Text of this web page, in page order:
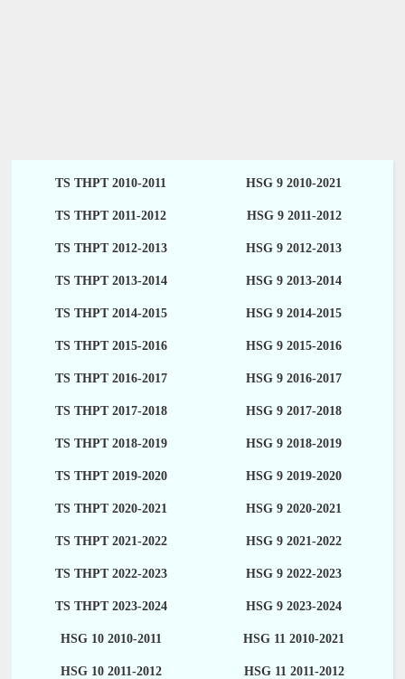
TS THPT 2010-2011 HSG 9 2010-2021
TS THPT 2011-2012 HSG 9 2011-2012
TS THPT 2012-2013 HSG 9 2012-2013
TS THPT 2013-2014 HSG 9 2013-2014
TS THPT 2014-2015 HSG 9 2014-2015
TS THPT 2015-2016 HSG 9 2015-2016
TS THPT 2016-2017 HSG 9 2016-2017
TS THPT 2017-2018 HSG 9 2017-2018
TS THPT 2018-2019 HSG 9 2018-2019
TS THPT 2019-2020 HSG 9 2019-2020
TS THPT 2020-2021 HSG 9 2020-2021
TS THPT 2021-2022 HSG 9 2021-2022
TS THPT 2022-2023 HSG 9 2022-2023
TS THPT 2023-2024 HSG 9 2023-2024
HSG 10 2010-2011 HSG 11 2010-2021
HSG 10 2011-2012 HSG 11 2011-2012